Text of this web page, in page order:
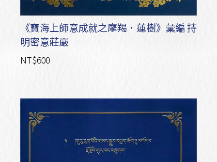
《寶海上師意成就之摩羯．蓮樹》彙編 持
明密意莊嚴
NT$600